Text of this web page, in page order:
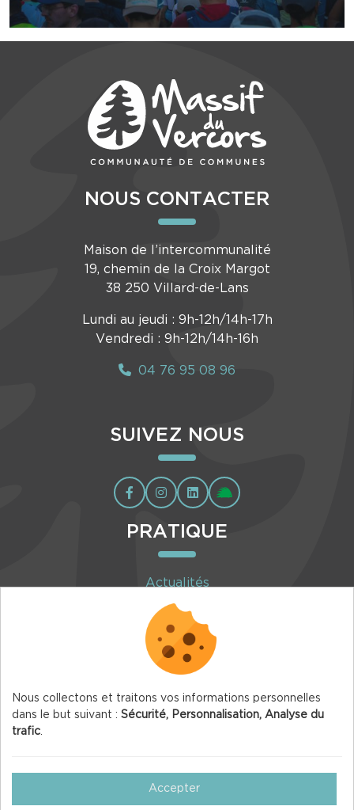
NOUS CONTACTER
Maison de l’intercommunalité
19, chemin de la Croix Margot
38 250 Villard-de-Lans
Lundi au jeudi : 9h-12h/14h-17h
Vendredi : 9h-12h/14h-16h
04 76 95 08 96
SUIVEZ NOUS
PRATIQUE
Actualités
Agenda
Inscription à la newsletter
Gestion des Cookies
Nous collectons et traitons vos informations personnelles
dans le but suivant : Sécurité, Personnalisation, Analyse du
trafic.
Accepter